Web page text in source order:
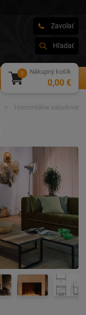
Zavolať
Hľadať
Nákupný košík
0,00 €
Horizontálne